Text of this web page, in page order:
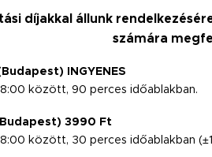
díjakkal állunk
számára
INGYENES
között, 90 perces időablakban.
3990 Ft
között, 30 perces időablakban